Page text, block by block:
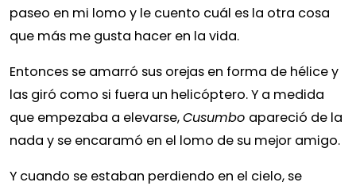
paseo en mi lomo y le cuento cuál es la otra cosa
que más me gusta hacer en la vida.
Entonces se amarró sus orejas en forma de hélice y
las giró como si fuera un helicóptero. Y a medida
que empezaba a elevarse,Cusumbo apareció de la
nada y se encaramó en el lomo de su mejor amigo.
Y cuando se estaban perdiendo en el cielo, se